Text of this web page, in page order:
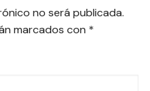
no será publicada.
marcados con *